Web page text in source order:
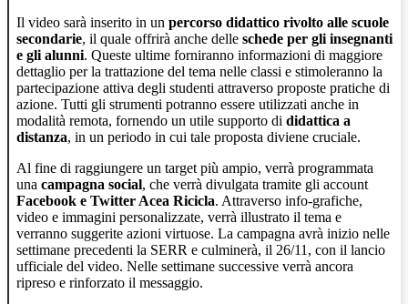
Il video sarà inserito in un percorso didattico rivolto alle scuole
secondarie, il quale offrirà anche delle schede per gli insegnanti
e gli alunni. Queste ultime forniranno informazioni di maggiore
dettaglio per la trattazione del tema nelle classi e stimoleranno la
partecipazione attiva degli studenti attraverso proposte pratiche di
azione. Tutti gli strumenti potranno essere utilizzati anche in
modalità remota, fornendo un utile supporto di didattica a
distanza, in un periodo in cui tale proposta diviene cruciale.
Al fine di raggiungere un target più ampio, verrà programmata
una campagna social, che verrà divulgata tramite gli account
Facebook e Twitter Acea Ricicla. Attraverso info-grafiche,
video e immagini personalizzate, verrà illustrato il tema e
verranno suggerite azioni virtuose. La campagna avrà inizio nelle
settimane precedenti la SERR e culminerà, il 26/11, con il lancio
ufficiale del video. Nelle settimane successive verrà ancora
ripreso e rinforzato il messaggio.